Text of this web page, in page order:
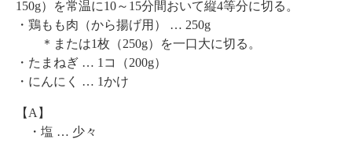
150g）を常温に10～15分間おいて縦4等分に切る。
・鶏もも肉（から揚げ用） … 250g
＊または1枚（250g）を一口大に切る。
・たまねぎ … 1コ（200g）
・にんにく … 1かけ
【A】
・塩 … 少々